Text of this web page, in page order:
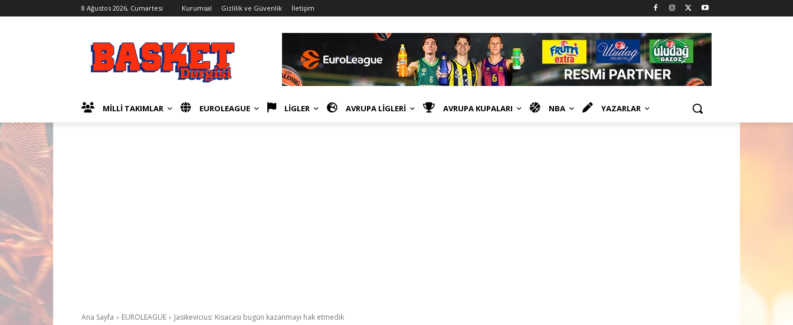
8 Ağustos 2026, Cumartesi Kurumsal Gizlilik ve Güvenlik İletişim
MİLLİ TAKIMLAR EUROLEAGUE LİGLER AVRUPA LİGLERİ AVRUPA KUPALARI NBA YAZARLAR
Ana Sayfa EUROLEAGUE Jasikevicius: Kısacası bugün kazanmayı hak etmedik